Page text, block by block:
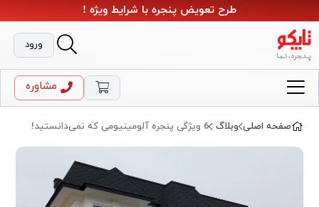
طرح تعویض پنجره با شرایط ویژه !
ورود
مشاوره
صفحه اصلی وبلاگ 6 ویژگی پنجره آلومینیومی که نمی‌دانستید!